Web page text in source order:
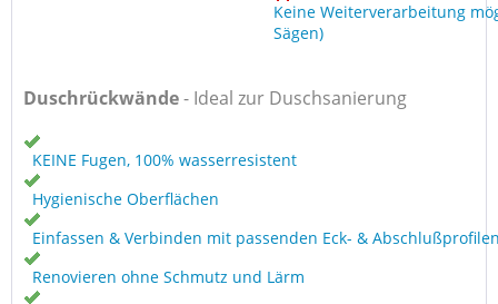
Keine Weiterverarbeitung
Sägen)
Duschrückwände- Ideal zur Duschsanierung
KEINE Fugen, 100% wasserresistent
Hygienische Oberflächen
Einfassen & Verbinden mit passenden Eck- &
Renovieren ohne Schmutz und Lärm